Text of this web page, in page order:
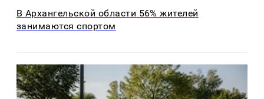
В Архангельской области 56% жителей
занимаются спортом